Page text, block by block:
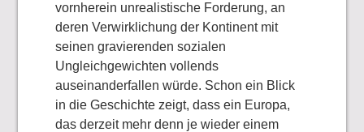
vornherein unrealistische Forderung, an
deren Verwirklichung der Kontinent mit
seinen gravierenden sozialen
Ungleichgewichten vollends
auseinanderfallen würde. Schon ein Blick
in die Geschichte zeigt, dass ein Europa,
das derzeit mehr denn je wieder einem